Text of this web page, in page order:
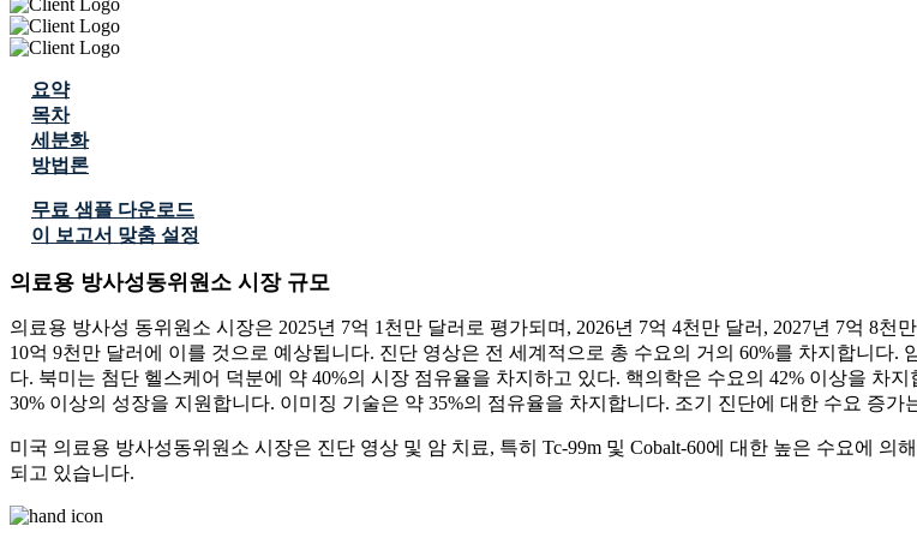
요약
목차
세분화
방법론
무료 샘플 다운로드
이 보고서 맞춤 설정
의료용 방사성동위원소 시장 규모
의료용 방사성 동위원소 시장은 2025년 7억 1천만 달러로 평가되며, 2026년 7억 4천만 달러, 2027년 7억 8천
10억 9천만 달러에 이를 것으로 예상됩니다. 진단 영상은 전 세계적으로 총 수요의 거의 60%를 차지합니다.
다. 북미는 첨단 헬스케어 덕분에 약 40%의 시장 점유율을 차지하고 있다. 핵의학은 수요의 42% 이상을 차
30% 이상의 성장을 지원합니다. 이미징 기술은 약 35%의 점유율을 차지합니다. 조기 진단에 대한 수요 증
미국 의료용 방사성동위원소 시장은 진단 영상 및 암 치료, 특히 Tc-99m 및 Cobalt-60에 대한 높은 수요에
되고 있습니다.